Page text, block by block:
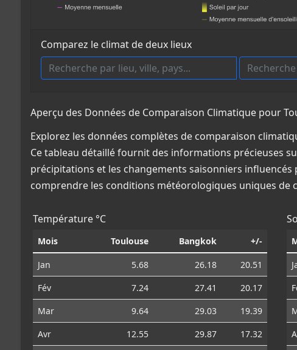
Comparez le climat de deux lieux
Aperçu des Données de Comparaison Climatique pour
Explorez les données complètes de comparaison
Ce tableau détaillé fournit des informations précieuses
précipitations et les changements saisonniers
comprendre les conditions météorologiques uniques de
Température °C
Mois Toulouse Bangkok +/-
Jan 5.68 26.18
20.51
Fév
7.24 27.41
20.17
Mar
9.64 29.03
19.39
Avr
12.55 29.87
17.32